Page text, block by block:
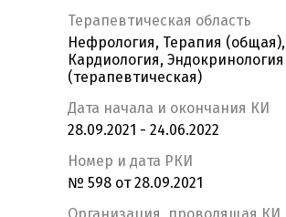
Терапевтическая область
Нефрология, Терапия (общая),
Кардиология, Эндокринология
(терапевтическая)
Дата начала и окончания КИ
28.09.2021 - 24.06.2022
Номер и дата РКИ
№ 598 от 28.09.2021